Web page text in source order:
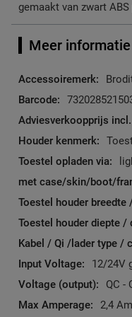
gemaakt van zwart
Meer informatie
Meer
informatie
12/24V
QC -
2,4